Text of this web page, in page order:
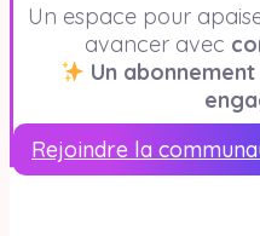
Un espace pour
avancer avec
Un
Rejoindre la